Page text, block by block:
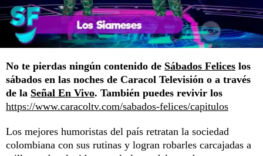
No te pierdas ningún contenido de Sábados Felices los
sábados en las noches de Caracol Televisión o a través
de la Señal En Vivo. También puedes revivir los
https://www.caracoltv.com/sabados-felices/capitulos
Los mejores humoristas del país retratan la sociedad
colombiana con sus rutinas y logran robarles carcajadas a